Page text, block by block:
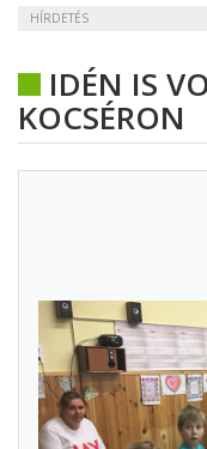
HÍRDETÉS
IDÉN IS
KOCSÉRON